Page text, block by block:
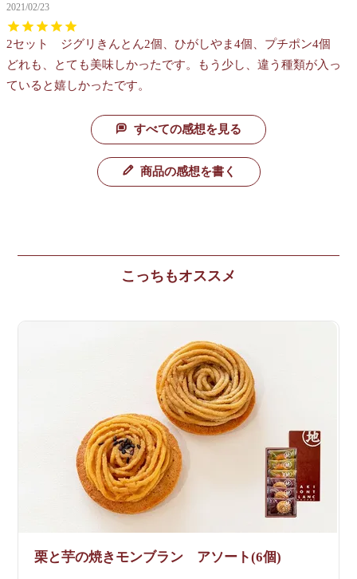
2021/02/23
2セット　ジグリきんとん2個、ひがしやま4個、プチポン4個
どれも、とても美味しかったです。もう少し、違う種類が入っ
ていると嬉しかったです。
栗と芋の焼きモンブラン アソート(6個)